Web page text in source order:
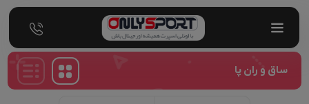
ساق و ران پا